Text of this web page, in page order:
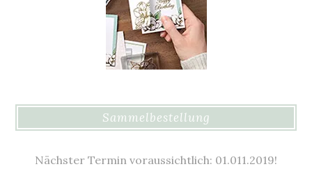
Sammelbestellung
Nächster Termin voraussichtlich: 01.011.2019!